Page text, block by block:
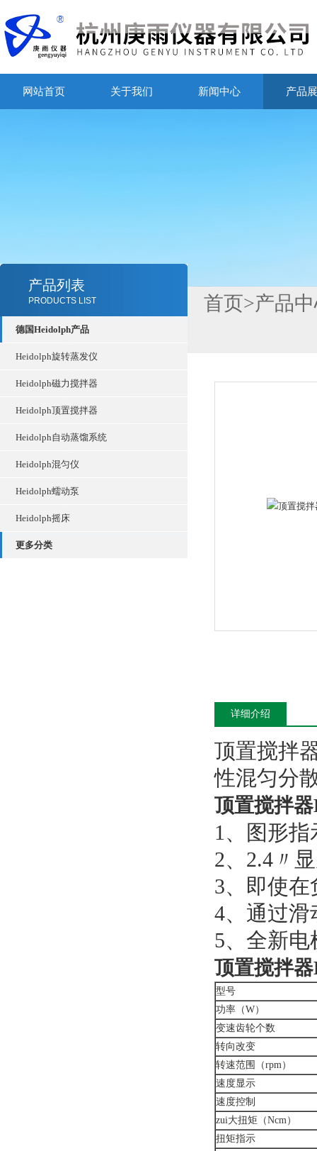
网站首页 关于我们 新闻中心 产品
产品列表
PRODUCTS LIST
德国Heidolph产品
Heidolph旋转蒸发仪
Heidolph磁力搅拌器
Heidolph顶置搅拌器
Heidolph自动蒸馏系统
Heidolph混匀仪
Heidolph蠕动泵
Heidolph摇床
更多分类
首页>产品
详细介绍
顶置搅拌
性混匀分
顶置搅拌
1、图形
2、2.4〃
3、即使
4、通过
5、全新
顶置搅拌
型号
功率（W）
变速齿轮个数
转向改变
转速范围（rpm）
速度显示
速度控制
zui大扭矩（Ncm）
扭矩指示